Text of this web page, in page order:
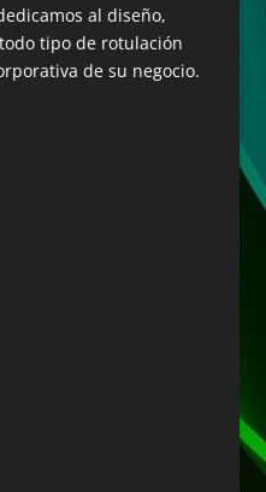
al diseño,
tipo de rotulación
de su negocio.